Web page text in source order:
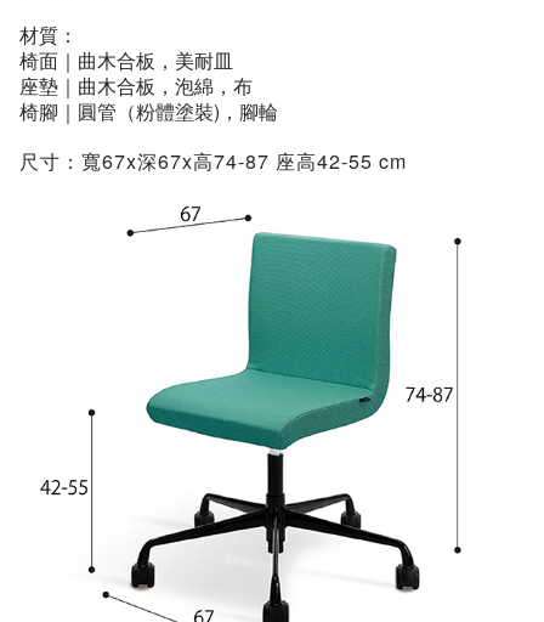
材質：
椅面｜曲木合板，美耐皿
座墊｜曲木合板，泡綿，布
椅腳｜圓管（粉體塗裝) ，腳輪
尺寸： 寬67x深67x高74-87 座高42-55 cm